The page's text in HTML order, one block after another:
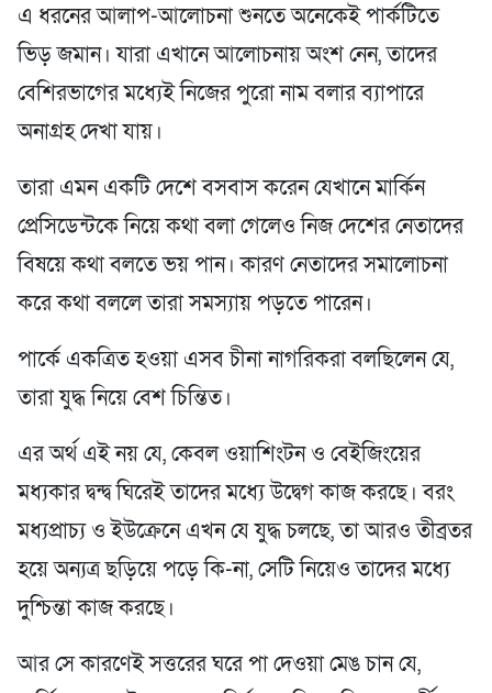
এ ধরনের আলাপ-আলোচনা শুনতে অনেকেই পার্কটিতে
ভিড় জমান। যারা এখানে আলোচনায় অংশ নেন, তাদের
বেশিরভাগের মধ্যেই নিজের পুরো নাম বলার ব্যাপারে
অনাগ্রহ দেখা যায়।
তারা এমন একটি দেশে বসবাস করেন যেখানে মার্কিন
প্রেসিডেন্টকে নিয়ে কথা বলা গেলেও নিজ দেশের নেতাদের
বিষয়ে কথা বলতে ভয় পান। কারণ নেতাদের সমালোচনা
করে কথা বললে তারা সমস্যায় পড়তে পারেন।
পার্কে একত্রিত হওয়া এসব চীনা নাগরিকরা বলছিলেন যে,
তারা যুদ্ধ নিয়ে বেশ চিন্তিত।
এর অর্থ এই নয় যে, কেবল ওয়াশিংটন ও বেইজিংয়ের
মধ্যকার দ্বন্দ্ব ঘিরেই তাদের মধ্যে উদ্বেগ কাজ করছে। বরং
মধ্যপ্রাচ্য ও ইউক্রেনে এখন যে যুদ্ধ চলছে, তা আরও তীব্রতর
হয়ে অন্যত্র ছড়িয়ে পড়ে কি-না, সেটি নিয়েও তাদের মধ্যে
দুশ্চিন্তা কাজ করছে।
আর সে কারণেই সত্তরের ঘরে পা দেওয়া মেঙ চান যে,